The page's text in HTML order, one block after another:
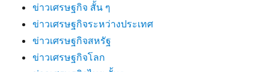
ข่าวเศรษฐกิจ สั้น ๆ
ข่าวเศรษฐกิจระหว่างประเทศ
ข่าวเศรษฐกิจสหรัฐ
ข่าวเศรษฐกิจโลก